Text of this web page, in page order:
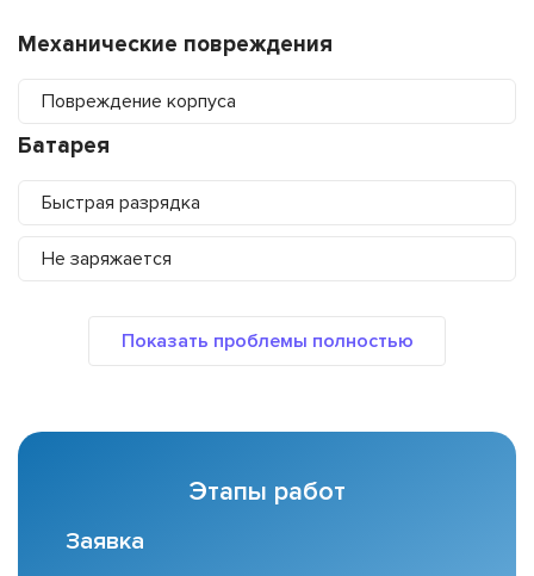
Механические повреждения
Повреждение корпуса
Батарея
Быстрая разрядка
Не заряжается
Этапы работ
Заявка